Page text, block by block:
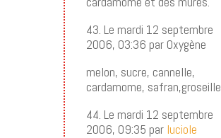
43. Le mardi 12 septembre
2006, 03:36 par Oxygène
melon, sucre, cannelle,
cardamome, safran,groseille
44. Le mardi 12 septembre
2006, 09:35 par luciole